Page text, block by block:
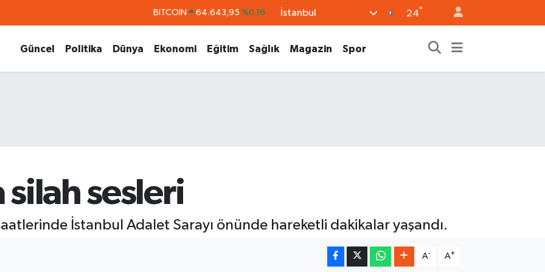
DOLAR 47,6704 %0
EURO 55,0406 %-0.08
STERLİN 64,2143 %0
İstanbul 24°
Güncel Politika Dünya Ekonomi Eğitim Sağlık Magazin Spor
sesleri
İstanbul Adalet Sarayı önünde hareketli dakikalar yaşandı.
A- A+